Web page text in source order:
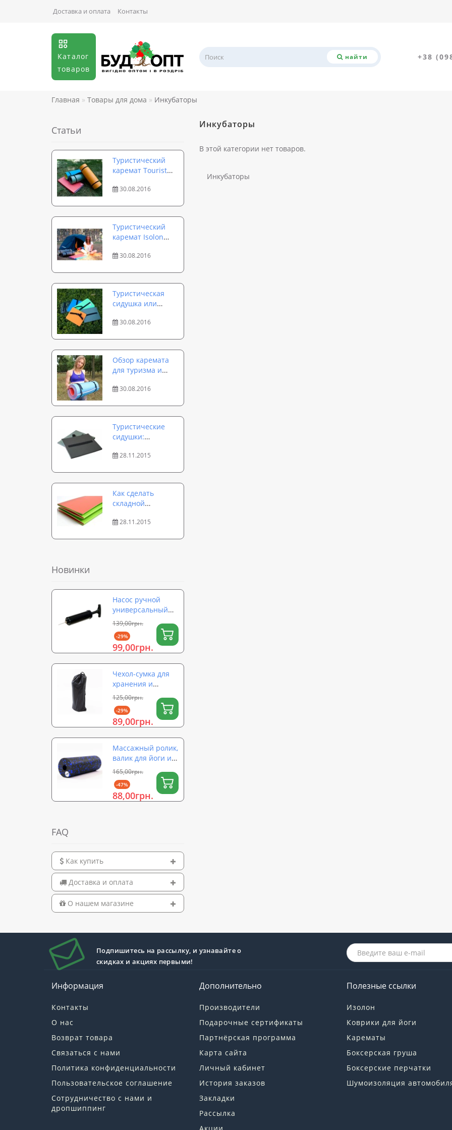
Доставка и оплата Контакты
Каталог
товаров
найти +38
Главная Товары для дома Инкубаторы
Статьи
Туристический
каремат Tourist
коврик для похода
30.08.2016
Туристический
каремат Isolon
мм — комфорт и в
30.08.2016
Туристическая
сидушка или
простота форм и
30.08.2016
Обзор каремата
для туризма и
Camping 16
30.08.2016
Туристические
сидушки:
модели и
28.11.2015
Как сделать
складной
каремат:
28.11.2015
Новинки
Насос ручной
универсальный
для мячей,
надувных
изделий,
фитболов OSPORT
139,00грн.
-29%
99,00грн.
Чехол-сумка для
хранения и
переноски ролика
для йоги (валика)
на затяжке 56×26
см OSPORT (OF-
125,00грн.
-29%
89,00грн.
Массажный ролик,
валик для йоги и
массажа спины
EPP (массажер для
спины, шеи, ног)
OSPORT 15х5см
165,00грн.
-47%
88,00грн.
FAQ
Как купить
Доставка и оплата
О нашем магазине
Инкубаторы
В этой категории нет товаров.
Инкубаторы
Подпишитесь на рассылку, и узнавайте о
скидках и акциях первыми!
Информация
Контакты
О нас
Возврат товара
Связаться с нами
Политика конфиденциальности
Пользовательское соглашение
Сотрудничество с нами и
дропшиппинг
Дополнительно
Производители
Подарочные сертификаты
Партнёрская программа
Карта сайта
Личный кабинет
История заказов
Закладки
Рассылка
Полезные ссылки
Изолон
Коврики для йоги
Карематы
Боксерская груша
Боксерские перчатки
Шумоизоляция